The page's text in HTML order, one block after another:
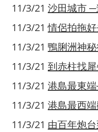
11/3/21 沙田城市 ─
11/3/21情侶拍拖
11/3/21 鴨脷洲神
11/3/21 到赤柱找
11/3/21 港島最東
11/3/21 港島最西
11/3/21 由百年炮